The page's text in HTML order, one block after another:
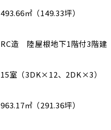
493.66㎡（149.33坪）
RC造 陸屋根地下1階付3階建
15室（3DK×12、2DK×3）
963.17㎡（291.36坪）